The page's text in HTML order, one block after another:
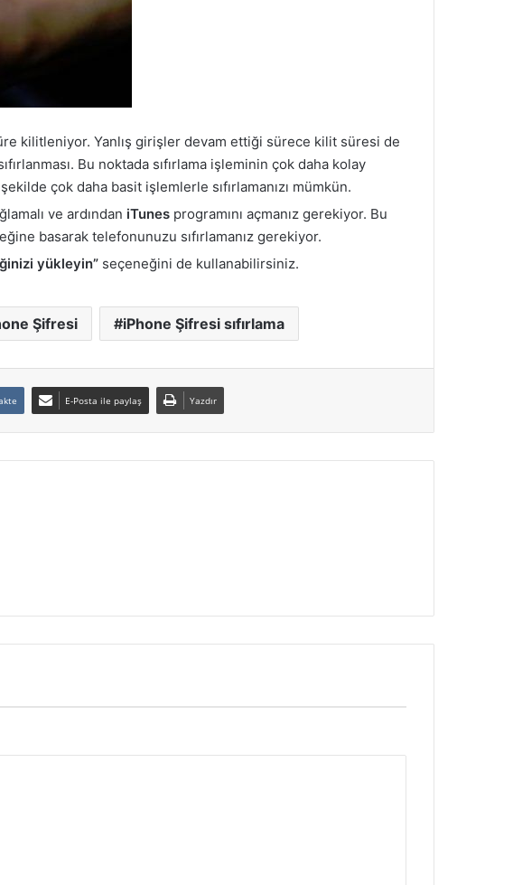
kilitleniyor. Yanlış girişler devam ettiği sürece kilit süresi de
Bu noktada sıfırlama işleminin çok daha kolay
çok daha basit işlemlerle sıfırlamanızı mümkün.
ve ardından iTunes programını açmanız gerekiyor. Bu
basarak telefonunuzu sıfırlamanız gerekiyor.
yükleyin” seçeneğini de kullanabilirsiniz.
Şifresi iPhone Şifresi sıfırlama
E-Posta ile paylaş Yazdır